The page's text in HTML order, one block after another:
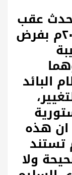
حدث عقب
ثورة ديسمبر المجيدة ٢٠١٨م بفرض
البائد
هذه
تستند
ولا